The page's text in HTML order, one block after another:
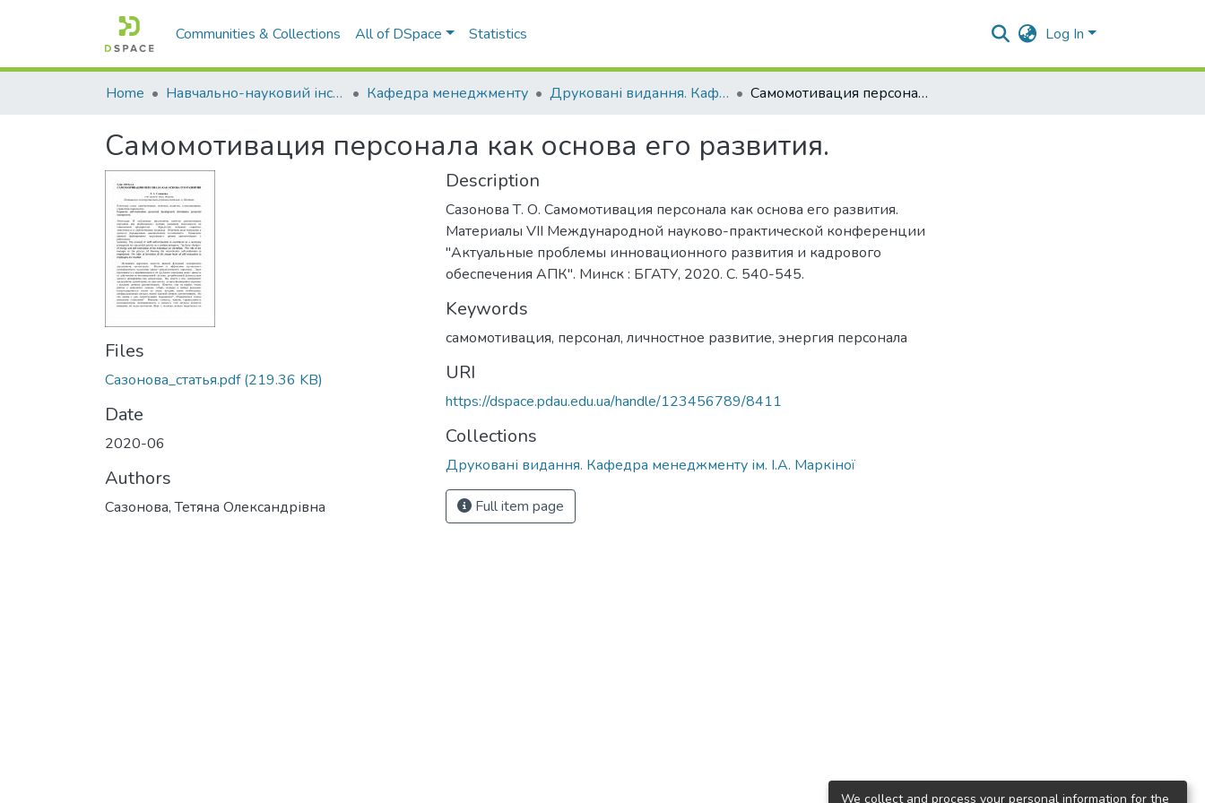
Communities & Collections All of DSpace Statistics Log In
Home Навчально-науковий інститут економіки, управління, права та інформаційних технологій Кафедра менеджменту Друковані видання. Кафедра менеджменту ім. І.А. Маркіної Самомотивация персонала как основа его развития.
Самомотивация персонала как основа его развития.
Files
Сазонова_статья.pdf(219.36 KB)
Date
2020-06
Authors
Сазонова, Тетяна Олександрівна
Description
Сазонова Т. О. Самомотивация персонала как основа его развития.
Материалы VII Международной науково-практической конференции
"Актуальные проблемы инновационного развития и кадрового
обеспечения АПК". Минск : БГАТУ, 2020. С. 540-545.
Keywords
самомотивация, персонал, личностное развитие, энергия персонала
URI
https://dspace.pdau.edu.ua/handle/123456789/8411
Collections
Друковані видання. Кафедра менеджменту ім. І.А. Маркіної
Full item page
We collect and process your personal information for the